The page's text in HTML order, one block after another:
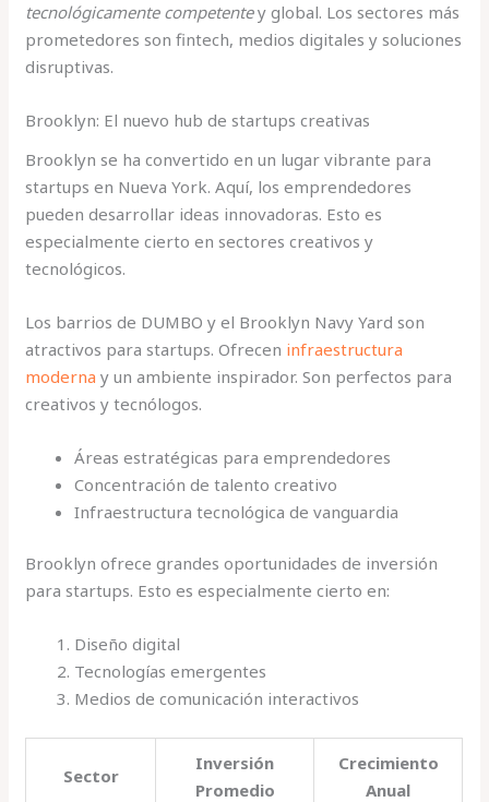
tecnológicamente competentey global. Los sectores más
prometedores son fintech, medios digitales y soluciones
disruptivas.
Brooklyn: El nuevo hub de startups creativas
Brooklyn se ha convertido en un lugar vibrante para
startups en Nueva York. Aquí, los emprendedores
pueden desarrollar ideas innovadoras. Esto es
especialmente cierto en sectores creativos y
tecnológicos.
Los barrios de DUMBO y el Brooklyn Navy Yard son
atractivos para startups. Ofrecen infraestructura
moderna y un ambiente inspirador. Son perfectos para
creativos y tecnólogos.
Áreas estratégicas para emprendedores
Concentración de talento creativo
Infraestructura tecnológica de vanguardia
Brooklyn ofrece grandes oportunidades de inversión
para startups. Esto es especialmente cierto en:
Diseño digital
Tecnologías emergentes
Medios de comunicación interactivos
Sector
Inversión
Promedio
Crecimiento
Anual